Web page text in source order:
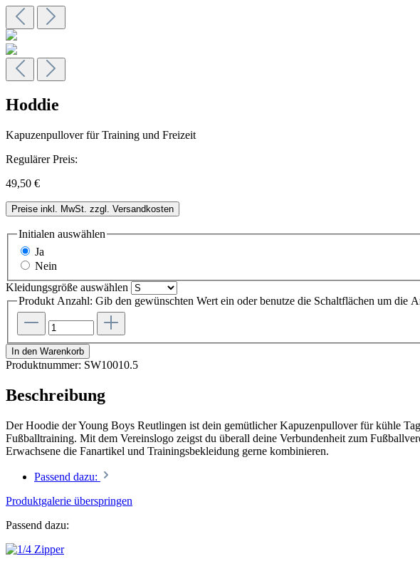
Hoddie
Kapuzenpullover für Training und Freizeit
Regulärer Preis:
49,50 €
Preise inkl. MwSt. zzgl. Versandkosten
Initialen auswählen
Ja
Nein
Kleidungsgröße auswählen
Produkt Anzahl: Gib den gewünschten Wert ein oder benutze die Schaltflächen um die
In den Warenkorb
Produktnummer: SW10010.5
Beschreibung
Der Hoodie der Young Boys Reutlingen ist dein gemütlicher Kapuzenpullover für kühle
Fußballtraining. Mit dem Vereinslogo zeigst du überall deine Verbundenheit zum
Erwachsene die Fanartikel und Trainingsbekleidung gerne kombinieren.
Passend dazu:
Produktgalerie überspringen
Passend dazu: